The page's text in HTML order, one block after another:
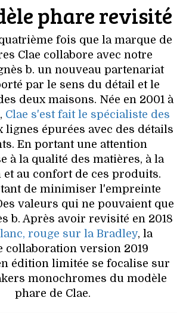
DES MARQUES
DÉCO
& LOISIRS
phare revisité
fois que la marque de
Clae collabore avec notre
b. un nouveau partenariat
par le sens du détail et le
deux maisons. Née en 2001 à
Clae s'est fait le spécialiste des
lignes épurées avec des détails
En portant une attention
à la qualité des matières, à la
et au confort de ces produits.
de minimiser l'empreinte
valeurs qui ne pouvaient que
b. Après avoir revisité en 2018
rouge sur la Bradley, la
collaboration version 2019
édition limitée se focalise sur
monochromes du modèle
phare de Clae.